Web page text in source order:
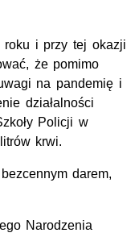
roku i przy tej okazji
że pomimo
na pandemię i
działalności
Policji w
krwi.
darem,
Narodzenia